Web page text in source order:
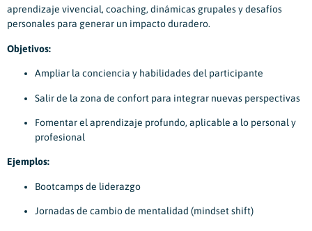
aprendizaje vivencial, coaching, dinámicas grupales y desafíos
personales para generar un impacto duradero.
Objetivos:
Ampliar la conciencia y habilidades del participante
Salir de la zona de confort para integrar nuevas perspectivas
Fomentar el aprendizaje profundo, aplicable a lo personal y
profesional
Ejemplos:
Bootcamps de liderazgo
Jornadas de cambio de mentalidad (mindset shift)